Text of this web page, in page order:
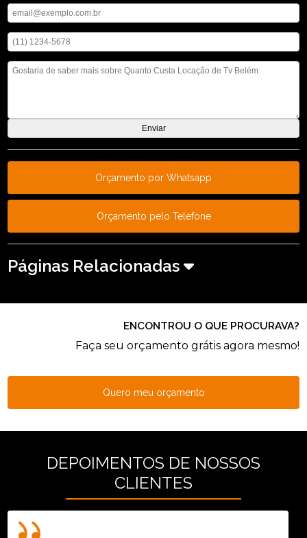
Orçamento por Whatsapp
Orçamento pelo Telefone
Páginas Relacionadas
ENCONTROU O QUE PROCURAVA?
Faça seu orçamento grátis agora mesmo!
Quero meu orçamento
DEPOIMENTOS DE NOSSOS
CLIENTES